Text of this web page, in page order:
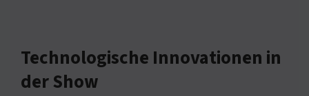
Technologische Innovationen in
der Show